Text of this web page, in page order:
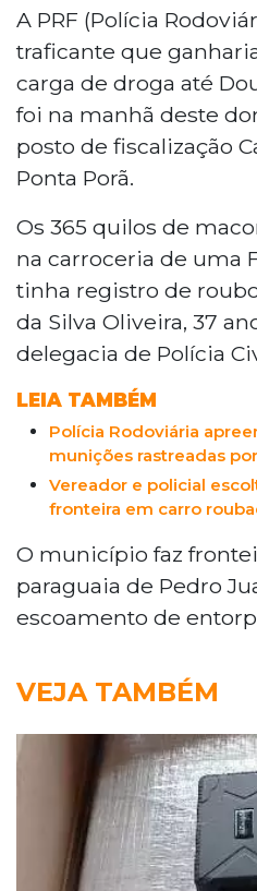
A PRF (Polícia
traficante que
carga de droga até
foi na manhã deste
posto de fiscalização
Ponta Porã.
Os 365 quilos de
na carroceria de uma
tinha registro de
da Silva Oliveira, 37
delegacia de Polícia
LEIA TAMBÉM
Polícia Rodoviária
munições rastreadas
Vereador e policial
fronteira em carro
O município faz
paraguaia de Pedro
escoamento de
VEJA TAMBÉM